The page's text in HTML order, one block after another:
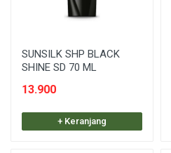
SUNSILK SHP BLACK
SHINE SD 70 ML
13.900
+ Keranjang